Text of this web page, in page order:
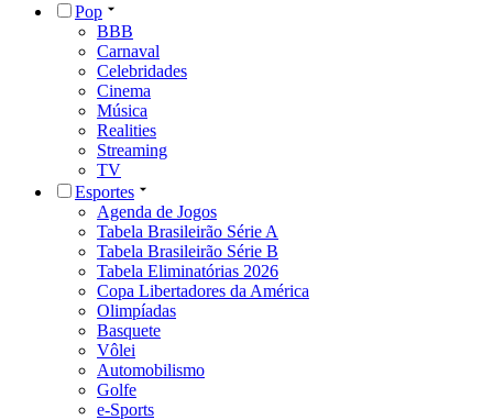
Pop
BBB
Carnaval
Celebridades
Cinema
Música
Realities
Streaming
TV
Esportes
Agenda de Jogos
Tabela Brasileirão Série A
Tabela Brasileirão Série B
Tabela Eliminatórias 2026
Copa Libertadores da América
Olimpíadas
Basquete
Vôlei
Automobilismo
Golfe
e-Sports